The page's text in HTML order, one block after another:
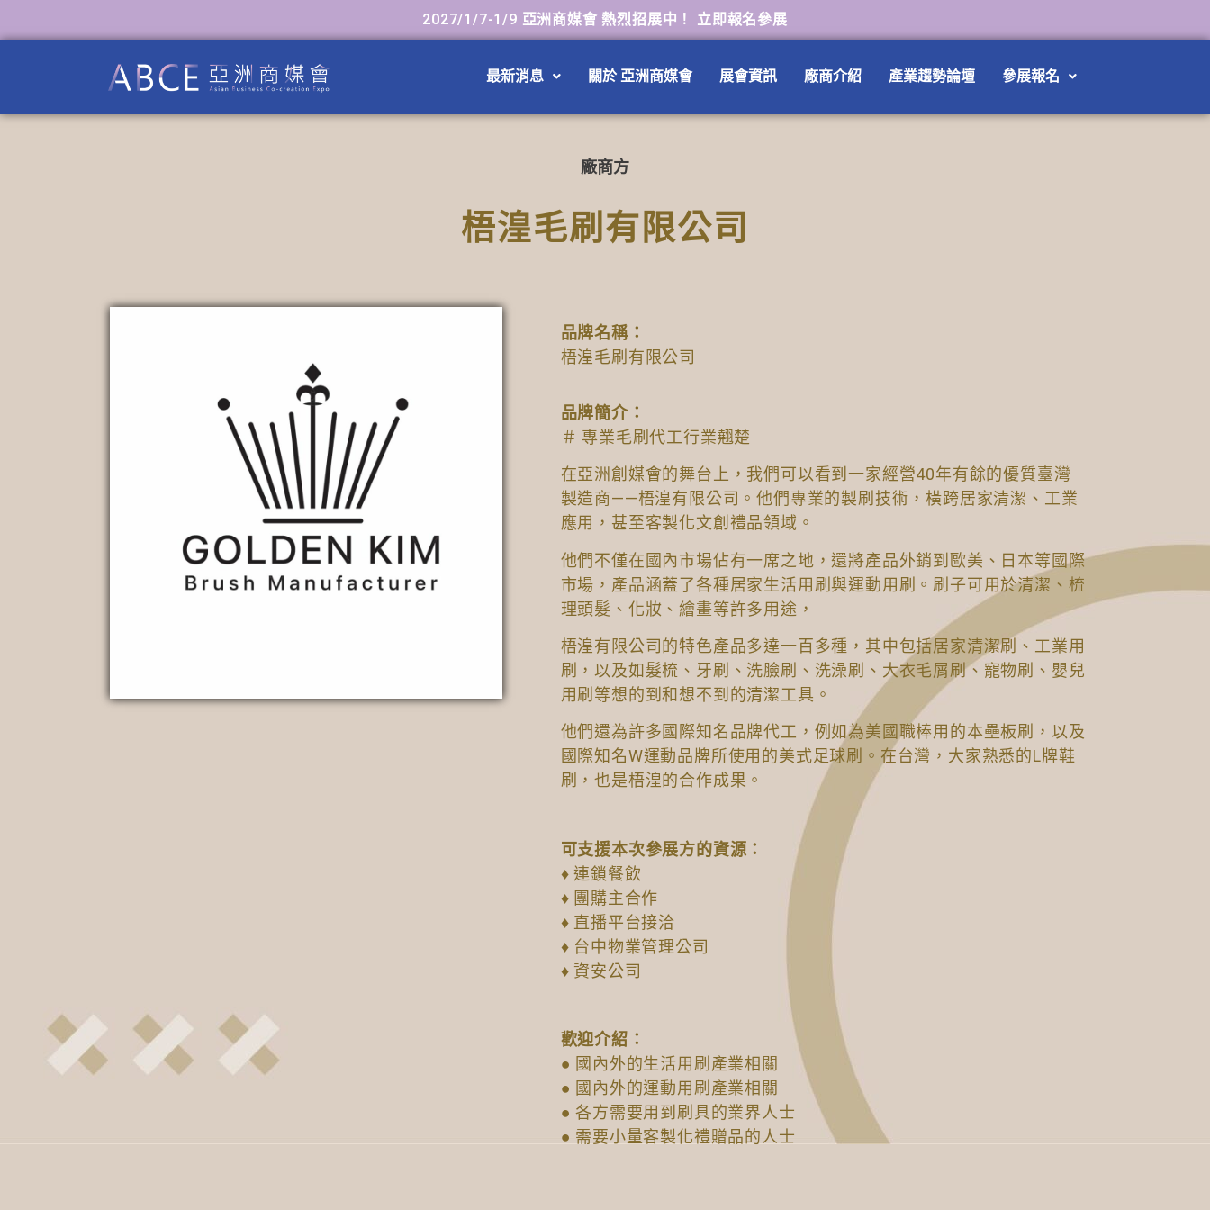
2027/1/7-1/9 亞洲商媒會 熱烈招展中！ 立即報名參展
最新消息 關於 亞洲商媒會 展會資訊 廠商介紹 產業趨勢論壇 參展報名
廠商方
梧湟毛刷有限公司
品牌名稱：
梧湟毛刷有限公司
品牌簡介：
＃ 專業毛刷代工行業翹楚
在亞洲創媒會的舞台上，我們可以看到一家經營40年有餘的優質臺灣
製造商——梧湟有限公司。他們專業的製刷技術，橫跨居家清潔、工業
應用，甚至客製化文創禮品領域。
他們不僅在國內市場佔有一席之地，還將產品外銷到歐美、日本等國際
市場，產品涵蓋了各種居家生活用刷與運動用刷。刷子可用於清潔、梳
理頭髮、化妝、繪畫等許多用途，
梧湟有限公司的特色產品多達一百多種，其中包括居家清潔刷、工業用
刷，以及如髮梳、牙刷、洗臉刷、洗澡刷、大衣毛屑刷、寵物刷、嬰兒
用刷等想的到和想不到的清潔工具。
他們還為許多國際知名品牌代工，例如為美國職棒用的本壘板刷，以及
國際知名W運動品牌所使用的美式足球刷。在台灣，大家熟悉的L牌鞋
刷，也是梧湟的合作成果。
可支援本次參展方的資源：
♦ 連鎖餐飲
♦ 團購主合作
♦ 直播平台接洽
♦ 台中物業管理公司
♦ 資安公司
歡迎介紹：
● 國內外的生活用刷產業相關
● 國內外的運動用刷產業相關
● 各方需要用到刷具的業界人士
● 需要小量客製化禮贈品的人士